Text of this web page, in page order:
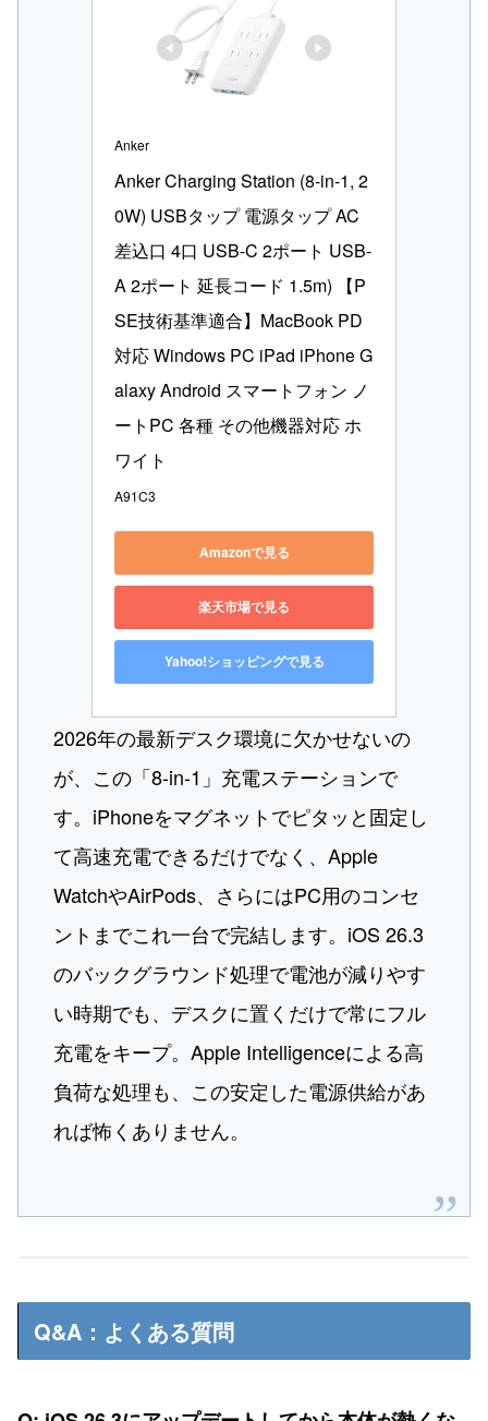
Anker
Anker Charging Station (8-in-1, 2
0W) USBタップ 電源タップ AC
差込口 4口 USB-C 2ポート USB-
A 2ポート 延長コード 1.5m) 【P
SE技術基準適合】MacBook PD
対応 Windows PC iPad iPhone G
alaxy Android スマートフォン ノ
ートPC 各種 その他機器対応 ホ
ワイト
A91C3
Amazonで見る
楽天市場で見る
Yahoo!ショッピングで見る
2026年の最新デスク環境に欠かせないの
が、この「8-in-1」充電ステーションで
す。iPhoneをマグネットでピタッと固定し
て高速充電できるだけでなく、Apple
WatchやAirPods、さらにはPC用のコンセ
ントまでこれ一台で完結します。iOS 26.3
のバックグラウンド処理で電池が減りやす
い時期でも、デスクに置くだけで常にフル
充電をキープ。Apple Intelligenceによる高
負荷な処理も、この安定した電源供給があ
れば怖くありません。
Q&A：よくある質問